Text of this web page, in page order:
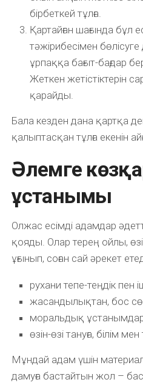
бірбеткей тұлға.
Қартайған шағында бұл
тәжірибесімен
ұрпаққа бағыт-бағдар
Жеткен жетістіктерін
қарайды.
Бала кезден дана қартқа
қалыптасқан тұлға екенін
Әлемге
ұстанымы
Олжас есімді адамдар
қояды. Олар терең ойлы,
ұғынып, соған сай әрекет
рухани тепе-теңдік пен
жасандылықтан, бос
моральдық
өзін-өзі тануға, білім
Мұндай адам үшін
дамуға бастайтын жол –